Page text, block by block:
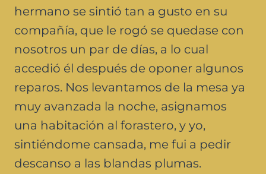
hermano se sintió tan a gusto en su
compañía, que le rogó se quedase con
nosotros un par de días, a lo cual
accedió él después de oponer algunos
reparos. Nos levantamos de la mesa ya
muy avanzada la noche, asignamos
una habitación al forastero, y yo,
sintiéndome cansada, me fui a pedir
descanso a las blandas plumas.